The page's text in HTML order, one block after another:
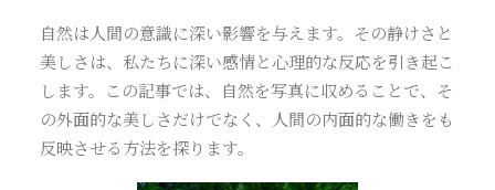
自然は人間の意識に深い影響を与えます。その静けさと
美しさは、私たちに深い感情と心理的な反応を引き起こ
します。この記事では、自然を写真に収めることで、そ
の外面的な美しさだけでなく、人間の内面的な働きをも
反映させる方法を探ります。